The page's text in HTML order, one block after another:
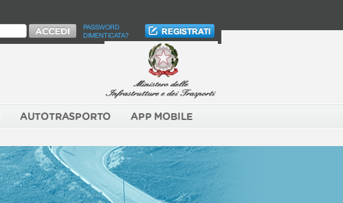
PASSWORD
DIMENTICATA?
AUTOTRASPORTO APP MOBILE